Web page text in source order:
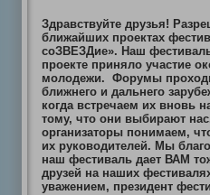
Здравствуйте друзья!
ближайших проектах
соЗВЕЗДие». Наш
проекте приняло участие
молодежи. Форумы
ближнего и дальнего
когда встречаем их вновь
тому, что они выбирают
организаторы понимаем,
их руководителей. Мы
наш фестиваль дает ВАМ
друзей на наших
уважением, президент